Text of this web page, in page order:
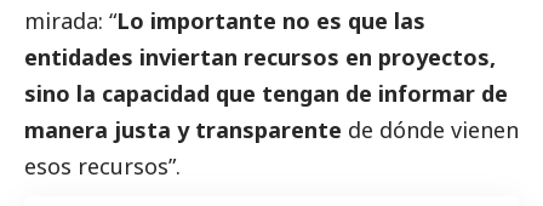
mirada: “Lo importante no es que las
entidades inviertan recursos en proyectos,
sino la capacidad que tengan de informar de
manera justa y transparente de dónde vienen
esos recursos”.